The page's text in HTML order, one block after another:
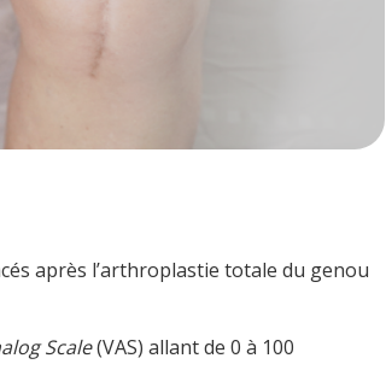
après l’arthroplastie totale du genou
Scale(VAS) allant de 0 à 100